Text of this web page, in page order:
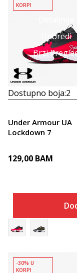
Uporedi
Brzi
KORPI
Dostupno boja:2
Under Armour UA
Lockdown 7
129,00 BAM
-30% U
KORPI